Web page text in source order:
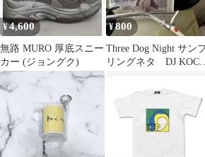
¥4,600
無路 MURO 厚底スニー
カー (ジョングク)
¥800
Three Dog Night サン
リングネタ DJ KOCO